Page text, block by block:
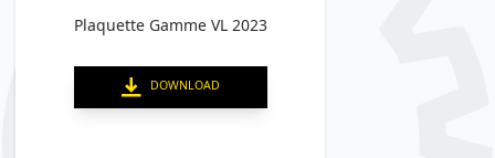
Plaquette Gamme VL 2023
DOWNLOAD